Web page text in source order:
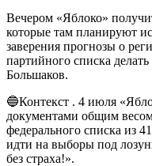
Вечером «Яблоко»
которые там планируют
заверения прогнозы о
партийного списка
Большаков.
🔵Контекст . 4 июля
документами общим
федерального списка из
идти на выборы под
без страха!».